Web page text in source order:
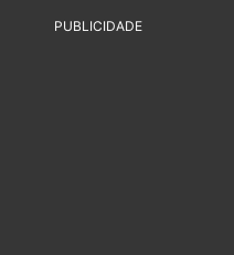
PUBLICIDADE